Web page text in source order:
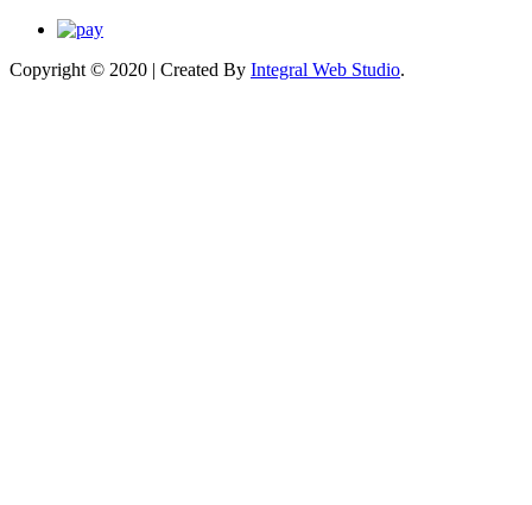
Copyright © 2020 | Created By Integral Web Studio.